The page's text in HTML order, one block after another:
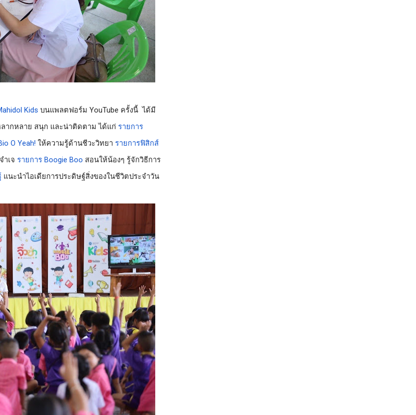
Kids บนแพลตฟอร์ม YouTube ครั้งนี้  ได้มี
ากหลาย สนุก และน่าติดตาม ได้แก่ รายการ
O Yeah! ให้ความรู้ด้านชีวะวิทยา รายการฟิสิกส์
ำเจ รายการ Boogie Boo สอนให้น้องๆ รู้จักวิธีการ
แนะนำไอเดียการประดิษฐ์สิ่งของในชีวิตประจำวัน